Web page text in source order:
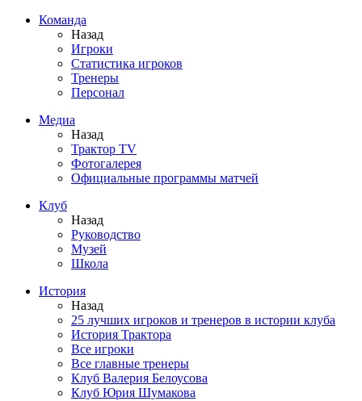
Команда
Назад
Игроки
Статистика игроков
Тренеры
Персонал
Медиа
Назад
Трактор TV
Фотогалерея
Официальные программы матчей
Клуб
Назад
Руководство
Музей
Школа
История
Назад
25 лучших игроков и тренеров в истории клуба
История Трактора
Все игроки
Все главные тренеры
Клуб Валерия Белоусова
Клуб Юрия Шумакова